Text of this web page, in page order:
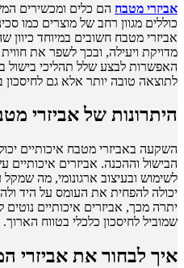
אביזרי מטבח הם כלים ומכשירים
כוללים מגוון רחב של מוצרים כמו
אביזרי מטבח חשובים במיוחד
מדויקת ויעילה, ובכך לשפר את
האפשרות לבצע שלל תהליכי בישול
לתוצאה טובה יותר אלא גם לחיסכון
היתרונות של אביזרי
השקעה באביזרי מטבח איכותיים
הבישול וההכנה. אביזרים איכותיים
לשימוש ובעיצוב ארגונומי, מה
יכולה להפחית את העומס על היד
יתרה מכך, אביזרים איכותיים
שמוביל לחיסכון כלכלי בטווח הארוך.
איך לבחור את אביזרי